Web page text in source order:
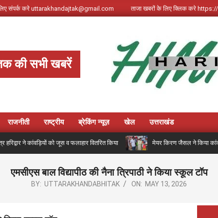
संपर्क करे uttarakhandajtak@gmail.com ताजा खबरों के लिए क्लिक करे
की सभी खबरें
राजनीती राष्ट्रीय ब्रेकिंग न्यूज़ खेल उत्तराखंड
हरिद्वार ने कांवड़ियों को जूस व फलाहार वितरित किया मेयर किरण जैसल ने किया कांवड़
एमसीएस बाल विद्यापीठ की नैना त्रिपाठी ने किया स्कूल टॉप
BY: UTTARAKHANDABHITAK ON: MAY 13, 2026